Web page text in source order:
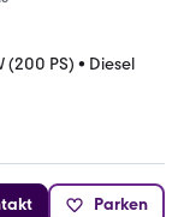
(200 PS) • Diesel
Parken